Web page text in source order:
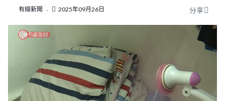
有線新聞 2025年09月26日 分享